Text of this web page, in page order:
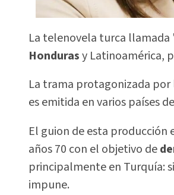
La telenovela turca llamada
Hondurasy Latinoamérica,
La trama protagonizada por
es emitida en varios países
El guion de esta
años 70 con el objetivo de
principalmente en Turquía:
impune.